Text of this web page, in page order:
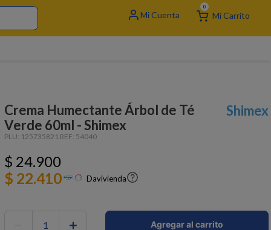
0
Crema Humectante Árbol de Té
Verde 60ml - Shimex
PLU: 125735821 REF: 54040
Shimex
$ 24.900
$ 22.410
Davivienda
＋ Agregar al carrito